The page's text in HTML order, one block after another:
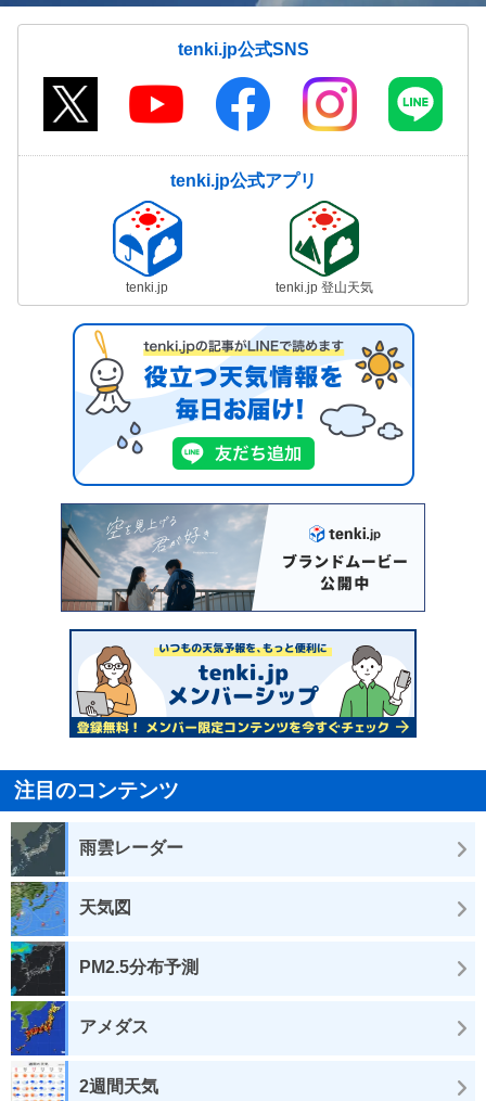
tenki.jp公式SNS
tenki.jp公式アプリ
tenki.jp tenki.jp 登山天気
注目のコンテンツ
雨雲レーダー
天気図
PM2.5分布予測
アメダス
2週間天気